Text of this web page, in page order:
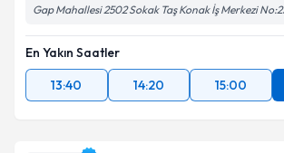
Gap Mahallesi 2502 Sokak Taş Konak İş Merkezi
En Yakın Saatler
13:40
14:20 15:00